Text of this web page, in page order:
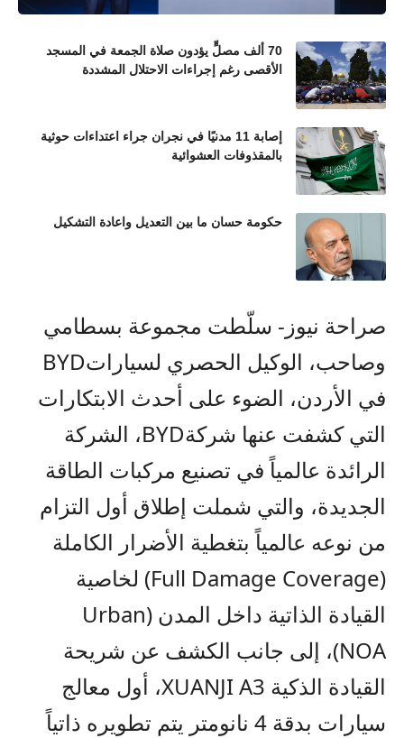
70 ألف مصلٍّ يؤدون صلاة الجمعة في المسجد
الأقصى رغم إجراءات الاحتلال المشددة
إصابة 11 مدنيًا في نجران جراء اعتداءات حوثية
بالمقذوفات العشوائية
حكومة حسان ما بين التعديل واعادة التشكيل
صراحة نيوز- سلّطت مجموعة بسطامي
وصاحب، الوكيل الحصري لسياراتBYD
في الأردن، الضوء على أحدث الابتكارات
التي كشفت عنها شركةBYD، الشركة
الرائدة عالمياً في تصنيع مركبات الطاقة
الجديدة، والتي شملت إطلاق أول التزام
من نوعه عالمياً بتغطية الأضرار الكاملة
(Full Damage Coverage)
لخاصية
القيادة الذاتية داخل المدن (Urban
NOA) ، إلى جانب الكشف عن شريحة
القيادة الذكية
، أول معالج
سيارات بدقة 4 نانومتر يتم تطويره ذاتياً